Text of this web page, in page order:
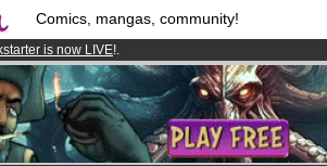
Comics, mangas, community!
is now LIVE!.
from3.95 eurosper month !Get membership
membersand 1000 comics & mangas!.